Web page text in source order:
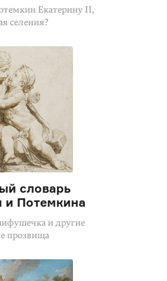
Екатерину II,
селения?
словарь
и Потемкина
и другие
прозвища